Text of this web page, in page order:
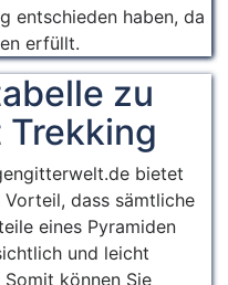
entschieden haben, da
erfüllt.
zu
Trekking
bietet
dass sämtliche
eines Pyramiden
und leicht
können Sie